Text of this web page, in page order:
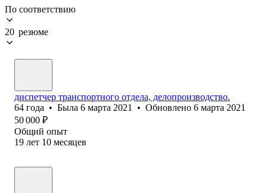
По соответствию
20 резюме
диспетчер транспортного отдела, делопроизводство.
64 года • Была 6 марта 2021 • Обновлено 6 марта 2021
50 000 ₽
Общий опыт
19 лет 10 месяцев